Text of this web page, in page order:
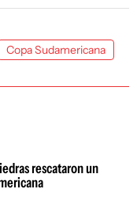
Copa Sudamericana
rescataron un